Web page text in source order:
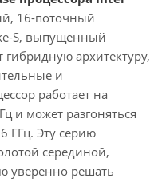
16-поточный
S, выпущенный
архитектуру,
и
работает на
и может разгоняться
ГГц. Эту серию
серединой,
уверенно решать